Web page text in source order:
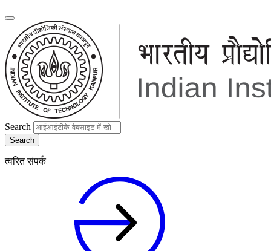
Search
त्वरित संपर्क